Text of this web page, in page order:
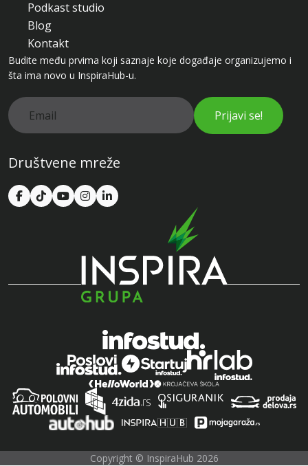
Podkast studio
Blog
Kontakt
Budite među prvima koji saznaje koje događaje organizujemo i
šta ima novo u InspiraHub-u.
Prijavi se!
Društvene mreže
Copyright © InspiraHub 2026